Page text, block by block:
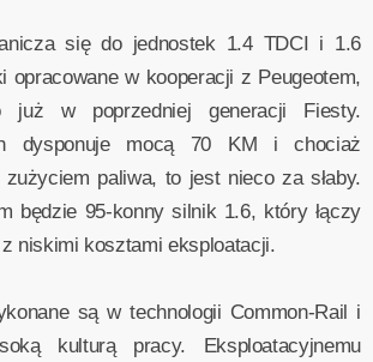
się do jednostek 1.4 TDCI i 1.6
opracowane w kooperacji z Peugeotem,
już w poprzedniej generacji Fiesty.
dysponuje mocą 70 KM i chociaż
paliwa, to jest nieco za słaby.
będzie 95-konny silnik 1.6, który łączy
niskimi kosztami eksploatacji.
są w technologii Common-Rail i
kulturą pracy. Eksploatacyjnemu